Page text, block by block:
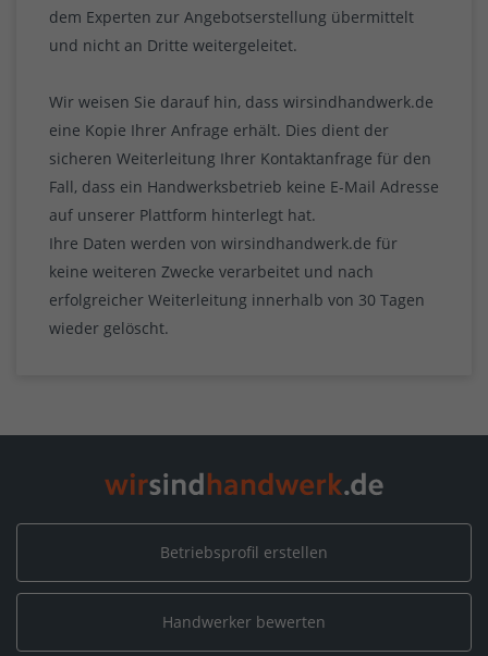
dem Experten zur Angebotserstellung übermittelt
und nicht an Dritte weitergeleitet.
Wir weisen Sie darauf hin, dass wirsindhandwerk.de
eine Kopie Ihrer Anfrage erhält. Dies dient der
sicheren Weiterleitung Ihrer Kontaktanfrage für den
Fall, dass ein Handwerksbetrieb keine E-Mail Adresse
auf unserer Plattform hinterlegt hat.
Ihre Daten werden von wirsindhandwerk.de für
keine weiteren Zwecke verarbeitet und nach
erfolgreicher Weiterleitung innerhalb von 30 Tagen
wieder gelöscht.
Betriebsprofil erstellen
Handwerker bewerten